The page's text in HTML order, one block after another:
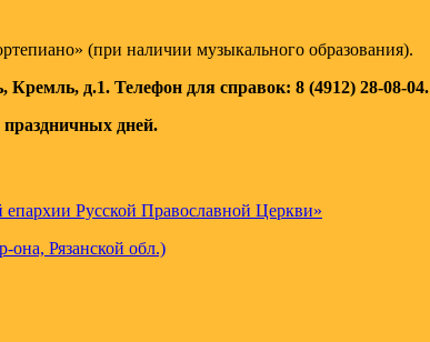
(при наличии музыкального образования).
Кремль, д.1. Телефон для справок: 8 (4912) 28-08-04.
праздничных дней.
епархии Русской Православной Церкви»
она, Рязанской обл.)